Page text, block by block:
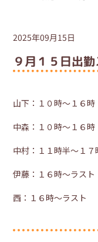
2025年09月15日
９月１５日出
山下：１０時～１６時
中森：１０時～１６時
中村：１１時半～１７
伊藤：１６時～ラスト
西：１６時～ラスト